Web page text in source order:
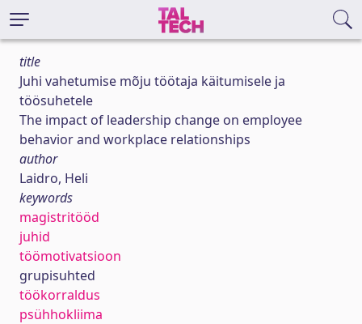
title
Juhi vahetumise mõju töötaja käitumisele ja
töösuhetele
The impact of leadership change on employee
behavior and workplace relationships
author
Laidro, Heli
keywords
magistritööd
juhid
töömotivatsioon
grupisuhted
töökorraldus
psühhokliima